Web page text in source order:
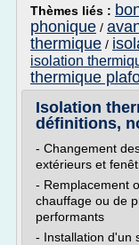
Thèmes liés :
phonique /
thermique /
isolation
thermique
Isolation
définitions,
- Changement
extérieurs et
- Remplacement
chauffage ou de
performants
- Installation d'un